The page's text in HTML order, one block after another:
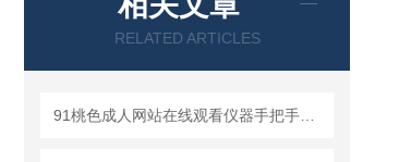
RELATED ARTICLES